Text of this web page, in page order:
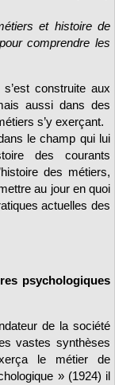
et histoire de
comprendre les
construite aux
aussi dans des
s’y exerçant.
le champ qui lui
des courants
des métiers,
au jour en quoi
actuelles des
psychologiques
de la société
vastes synthèses
le métier de
» (1924) il